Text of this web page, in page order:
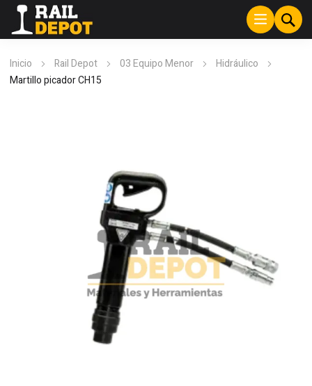
Inicio Rail Depot 03 Equipo Menor
Hidráulico
Martillo picador CH15